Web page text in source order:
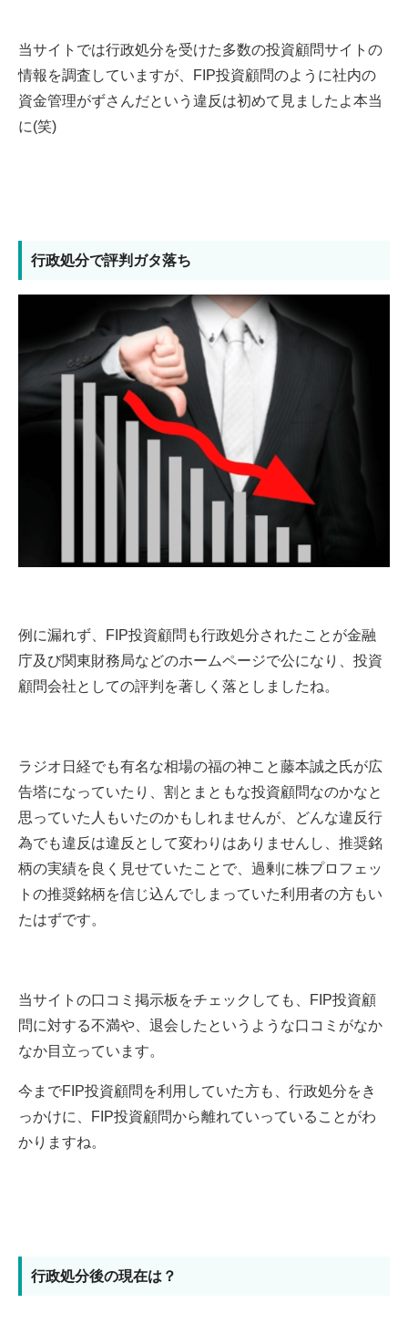
当サイトでは行政処分を受けた多数の投資顧問サイトの
情報を調査していますが、FIP投資顧問のように社内の
資金管理がずさんだという違反は初めて見ましたよ本当
に(笑)
行政処分で評判ガタ落ち
例に漏れず、FIP投資顧問も行政処分されたことが金融
庁及び関東財務局などのホームページで公になり、投資
顧問会社としての評判を著しく落としましたね。
ラジオ日経でも有名な相場の福の神こと藤本誠之氏が広
告塔になっていたり、割とまともな投資顧問なのかなと
思っていた人もいたのかもしれませんが、どんな違反行
為でも違反は違反として変わりはありませんし、推奨銘
柄の実績を良く見せていたことで、過剰に株プロフェッ
トの推奨銘柄を信じ込んでしまっていた利用者の方もい
たはずです。
当サイトの口コミ掲示板をチェックしても、FIP投資顧
問に対する不満や、退会したというような口コミがなか
なか目立っています。
今までFIP投資顧問を利用していた方も、行政処分をき
っかけに、FIP投資顧問から離れていっていることがわ
かりますね。
行政処分後の現在は？